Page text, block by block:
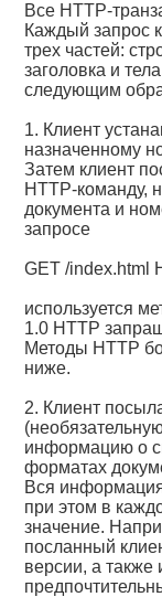
Все HTTP-
Каждый запрос
трех частей:
заголовка и
следующим
1. Клиент
назначенному
Затем клиент
HTTP-команду,
документа и
запросе
GET /index.html
используется
1.0 HTTP
Методы HTTP
ниже.
2. Клиент
информацию о
форматах
Вся информация
при этом в
значение.
посланный
версии, а